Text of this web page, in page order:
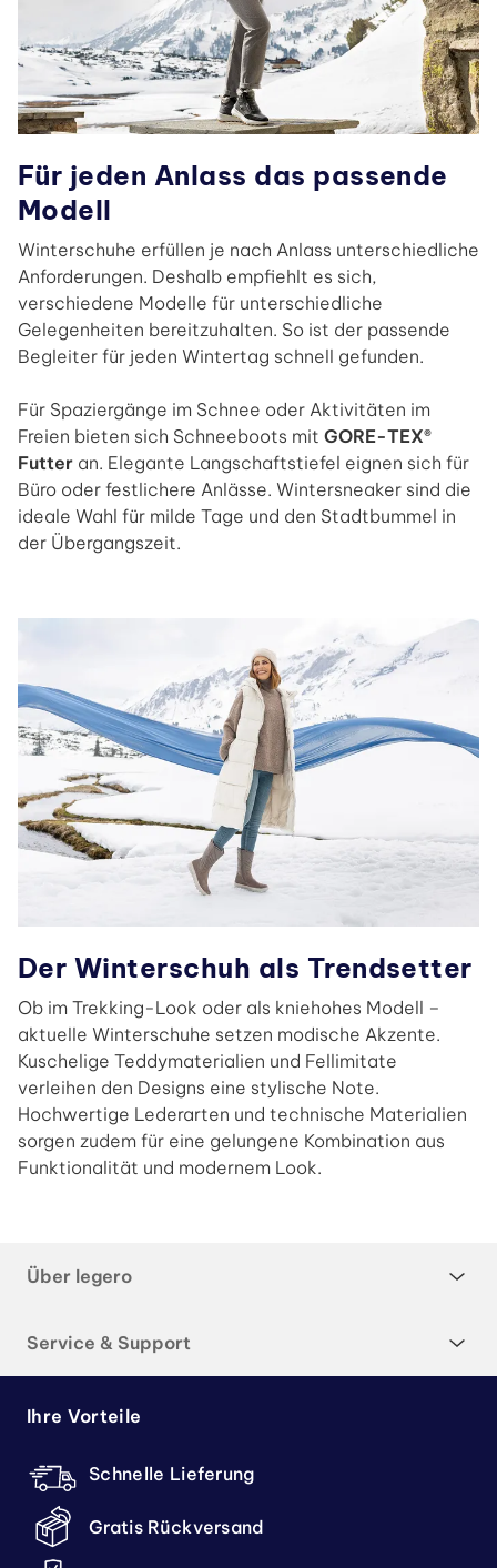
Für jeden Anlass das passende
Modell
Winterschuhe erfüllen je nach Anlass unterschiedliche
Anforderungen. Deshalb empfiehlt es sich,
verschiedene Modelle für unterschiedliche
Gelegenheiten bereitzuhalten. So ist der passende
Begleiter für jeden Wintertag schnell gefunden.
Für Spaziergänge im Schnee oder Aktivitäten im
Freien bieten sich Schneeboots mit GORE-TEX®
Futter an. Elegante Langschaftstiefel eignen sich für
Büro oder festlichere Anlässe. Wintersneaker sind die
ideale Wahl für milde Tage und den Stadtbummel in
der Übergangszeit.
Der Winterschuh als Trendsetter
Ob im Trekking-Look oder als kniehohes Modell –
aktuelle Winterschuhe setzen modische Akzente.
Kuschelige Teddymaterialien und Fellimitate
verleihen den Designs eine stylische Note.
Hochwertige Lederarten und technische Materialien
sorgen zudem für eine gelungene Kombination aus
Funktionalität und modernem Look.
Über legero
Service & Support
Ihre Vorteile
Schnelle Lieferung
Gratis Rückversand